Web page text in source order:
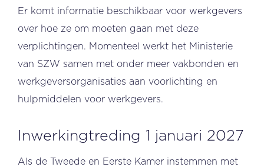
Er komt informatie beschikbaar voor werkgevers
over hoe ze om moeten gaan met deze
verplichtingen. Momenteel werkt het Ministerie
van SZW samen met onder meer vakbonden en
werkgeversorganisaties aan voorlichting en
hulpmiddelen voor werkgevers.
Inwerkingtreding 1 januari 2027
Als de Tweede en Eerste Kamer instemmen met